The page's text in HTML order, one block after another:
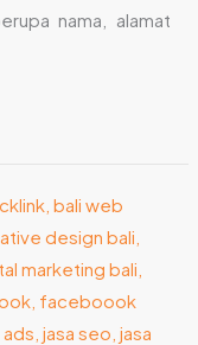
nama, alamat